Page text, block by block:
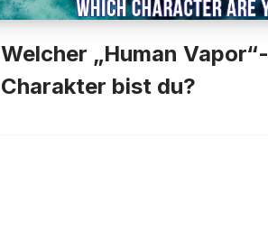
Welcher „Human Vapor“-
Charakter bist du?